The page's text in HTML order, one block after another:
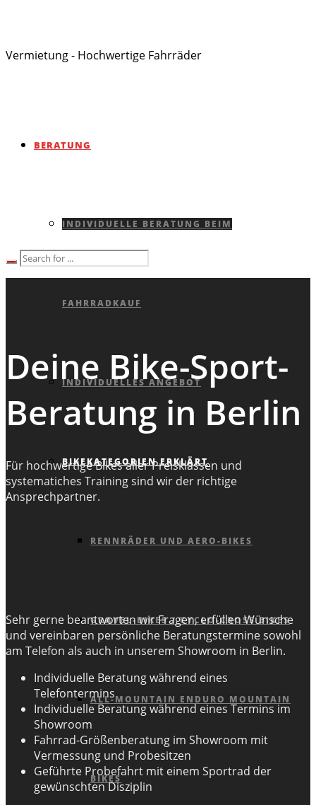
Vermietung - Hochwertige Fahrräder
BERATUNG
INDIVIDUELLE BERATUNG BEIM
FAHRRADKAUF
INDIVIDUELLES ANGEBOT
BIKEKATEGORIEN ERKLÄRT
RENNRÄDER UND AERO-BIKES
GRAVEL-BIKES / CYCLO-CROSS BIKES
ALL-MOUNTAIN ENDURO MOUNTAIN
BIKES
Deine Bike-Sport-
Beratung in Berlin
Für hochwertige Bikes aller Preisklassen und
systematiches Training sind wir der richtige
Ansprechpartner.
Sehr gerne beantworten wir Fragen, erfüllen Wünsche
und vereinbaren persönliche Beratungstermine sowohl
am Telefon als auch in unserem Showroom in Berlin.
Individuelle Beratung während eines
Telefontermins
Individuelle Beratung während eines Termins im
Showroom
Fahrrad-Größenberatung im Showroom mit
Vermessung und Probesitzen
Geführte Probefahrt mit einem Sportrad der
gewünschten Disziplin